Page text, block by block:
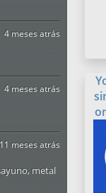
4 meses atrás
4 meses atrás
11 meses atrás
metal